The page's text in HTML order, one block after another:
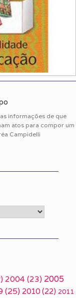
informações de que
atos para compor um
Campidelli
2004 (23) 2005
(25) 2010 (22) 2011